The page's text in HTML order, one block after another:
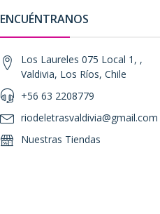
ENCUÉNTRANOS
Los Laureles 075 Local 1, ,
Valdivia, Los Ríos, Chile
+56 63 2208779
riodeletrasvaldivia@gmail.com
Nuestras Tiendas